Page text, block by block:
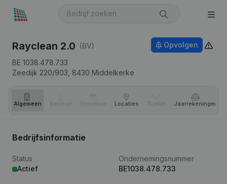
Rayclean 2.0 (BV)
BE 1038.478.733
Zeedijk 220/903, 8430 Middelkerke
Opvolgen
Algemeen Bestuur Structuur Locaties Tijdlijn Jaar­rekeningen
Bedrijfsinformatie
Status
Actief
Ondernemingsnummer
BE1038.478.733